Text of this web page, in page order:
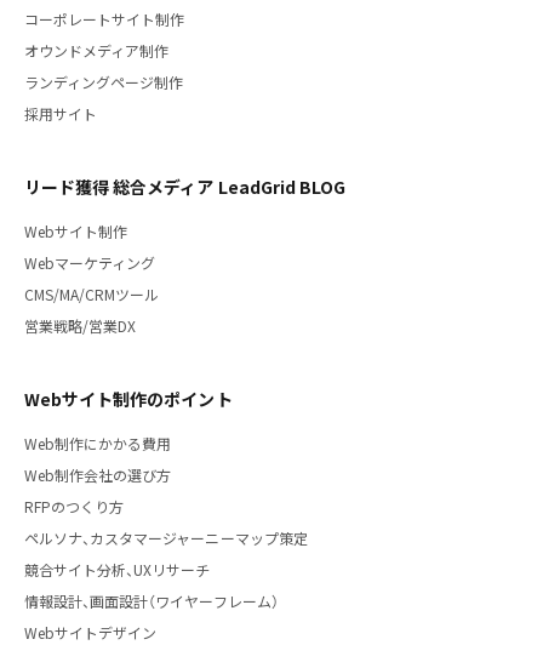
コーポレートサイト制作
オウンドメディア制作
ランディングページ制作
採用サイト
リード獲得 総合メディア LeadGrid BLOG
Webサイト制作
Webマーケティング
CMS/MA/CRMツール
営業戦略/営業DX
Webサイト制作のポイント
Web制作にかかる費用
Web制作会社の選び方
RFPのつくり方
ペルソナ、カスタマージャーニーマップ策定
競合サイト分析、UXリサーチ
情報設計、画面設計（ワイヤーフレーム）
Webサイトデザイン